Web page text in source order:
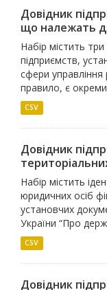
Довідник
що належать
Набір містить
підприємств,
сфери
правило, є
CSV
Довідник
Набір містить
юридичних осіб
установчих
України “Про
CSV
Довідник